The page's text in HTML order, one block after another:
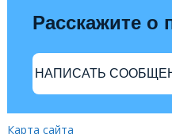
Расскажите о
НАПИСАТЬ
Карта сайта